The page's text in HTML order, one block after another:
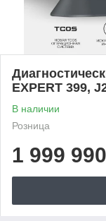
EXPERT 399,
В наличии
Розница
1 999 990